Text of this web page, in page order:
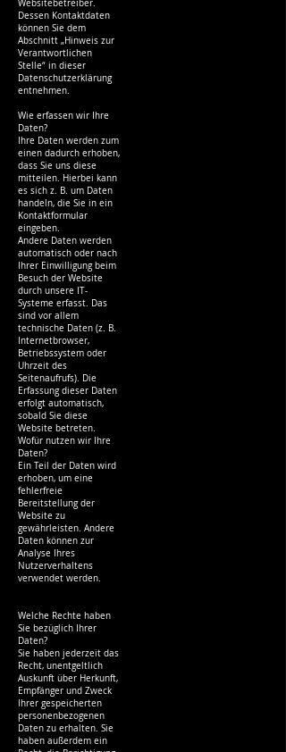
Websitebetreiber.
Dessen Kontaktdaten
können Sie dem
Abschnitt „Hinweis zur
Verantwortlichen
Stelle“ in dieser
Datenschutzerklärung
entnehmen.
Wie erfassen wir Ihre
Daten?
Ihre Daten werden zum
einen dadurch erhoben,
dass Sie uns diese
mitteilen. Hierbei kann
es sich z. B. um Daten
handeln, die Sie in ein
Kontaktformular
eingeben.
Andere Daten werden
automatisch oder nach
Ihrer Einwilligung beim
Besuch der Website
durch unsere IT-
Systeme erfasst. Das
sind vor allem
technische Daten (z. B.
Internetbrowser,
Betriebssystem oder
Uhrzeit des
Seitenaufrufs). Die
Erfassung dieser Daten
erfolgt automatisch,
sobald Sie diese
Website betreten.
Wofür nutzen wir Ihre
Daten?
Ein Teil der Daten wird
erhoben, um eine
fehlerfreie
Bereitstellung der
Website zu
gewährleisten. Andere
Daten können zur
Analyse Ihres
Nutzerverhaltens
verwendet werden.
Welche Rechte haben
Sie bezüglich Ihrer
Daten?
Sie haben jederzeit das
Recht, unentgeltlich
Auskunft über Herkunft,
Empfänger und Zweck
Ihrer gespeicherten
personenbezogenen
Daten zu erhalten. Sie
haben außerdem ein